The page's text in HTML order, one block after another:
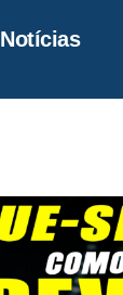
Notícias